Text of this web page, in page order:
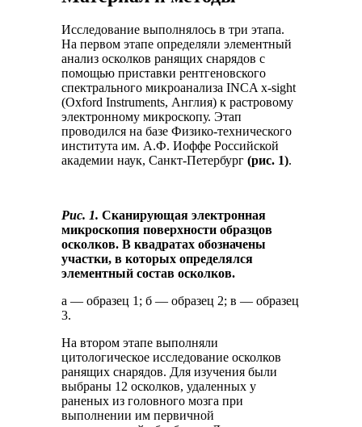
Исследование выполнялось в три этапа.
На первом этапе определяли элементный
анализ осколков ранящих снарядов с
помощью приставки рентгеновского
спектрального микроанализа INCA x-sight
(Oxford Instruments, Англия) к растровому
электронному микроскопу. Этап
проводился на базе Физико-технического
института им. А.Ф. Иоффе Российской
академии наук, Санкт-Петербург(рис. 1).
Рис. 1. Сканирующая электронная
микроскопия поверхности образцов
осколков. В квадратах обозначены
участки, в которых определялся
элементный состав осколков.
а — образец 1; б — образец 2; в — образец
3.
На втором этапе выполняли
цитологическое исследование осколков
ранящих снарядов. Для изучения были
выбраны 12 осколков, удаленных у
раненых из головного мозга при
выполнении им первичной